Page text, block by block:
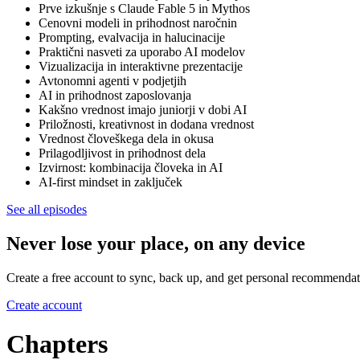
Prve izkušnje s Claude Fable 5 in Mythos
Cenovni modeli in prihodnost naročnin
Prompting, evalvacija in halucinacije
Praktični nasveti za uporabo AI modelov
Vizualizacija in interaktivne prezentacije
Avtonomni agenti v podjetjih
AI in prihodnost zaposlovanja
Kakšno vrednost imajo juniorji v dobi AI
Priložnosti, kreativnost in dodana vrednost
Vrednost človeškega dela in okusa
Prilagodljivost in prihodnost dela
Izvirnost: kombinacija človeka in AI
AI-first mindset in zaključek
See all episodes
Never lose your place, on any device
Create a free account to sync, back up, and get personal
Create account
Chapters